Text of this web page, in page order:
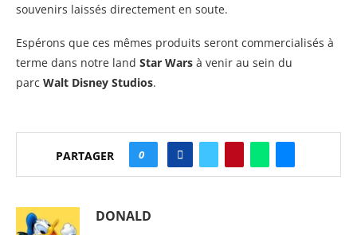
souvenirs laissés directement en soute.
Espérons que ces mêmes produits seront commercialisés à
terme dans notre land Star Wars à venir au sein du
parc Walt Disney Studios.
PARTAGER 0
DONALD